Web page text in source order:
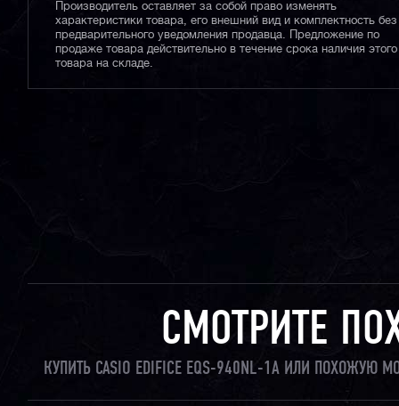
Производитель оставляет за собой право изменять
характеристики товара, его внешний вид и комплектность без
предварительного уведомления продавца. Предложение по
продаже товара действительно в течение срока наличия этого
товара на складе.
СМОТРИТЕ
КУПИТЬ CASIO EDIFICE EQS-940NL-1A ИЛИ ПОХОЖУЮ